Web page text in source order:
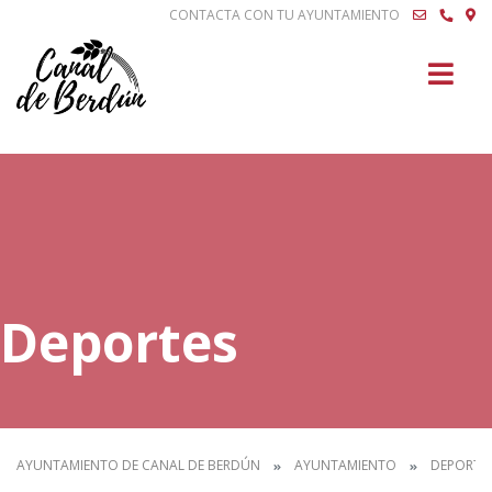
CONTACTA CON TU AYUNTAMIENTO
Deportes
AYUNTAMIENTO DE CANAL DE BERDÚN AYUNTAMIENTO